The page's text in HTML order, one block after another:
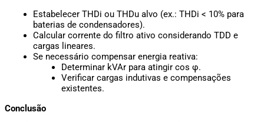
Estabelecer THDi ou THDu alvo (ex.: THDi < 10% para
baterias de condensadores).
Calcular corrente do filtro ativo considerando TDD e
cargas lineares.
Se necessário compensar energia reativa:
Determinar kVAr para atingir cos φ.
Verificar cargas indutivas e compensações
existentes.
Conclusão